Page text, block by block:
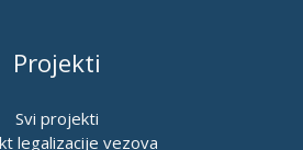
Projekti
Svi projekti
legalizacije vezova